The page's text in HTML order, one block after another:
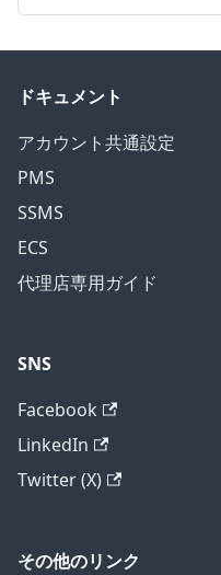
ドキュメント
アカウント共通設定
PMS
SSMS
ECS
代理店専用ガイド
SNS
Facebook
LinkedIn
Twitter (X)
その他のリンク